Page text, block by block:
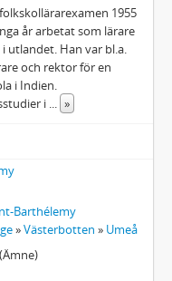
1955
år arbetat som lärare
i utlandet. Han var bl.a.
och rektor för en
i Indien.
i ... »
Barthélemy
»Västerbotten » Umeå